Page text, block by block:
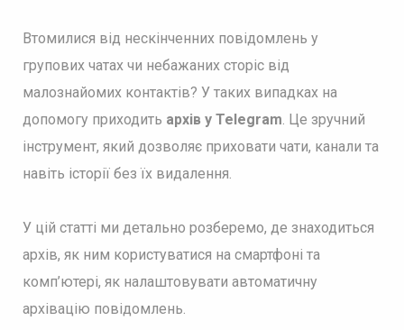
Втомилися від нескінченних повідомлень у
групових чатах чи небажаних сторіс від
малознайомих контактів? У таких випадках на
допомогу приходить архів у Telegram . Це зручний
інструмент, який дозволяє приховати чати, канали та
навіть історії без їх видалення.
У цій статті ми детально розберемо, де знаходиться
архів, як ним користуватися на смартфоні та
комп’ютері, як налаштовувати автоматичну
архівацію повідомлень.